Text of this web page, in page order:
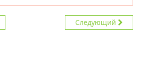
Следующий